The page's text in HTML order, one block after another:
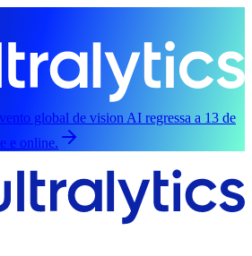
global de vision AI regressa a 13 de
e online.